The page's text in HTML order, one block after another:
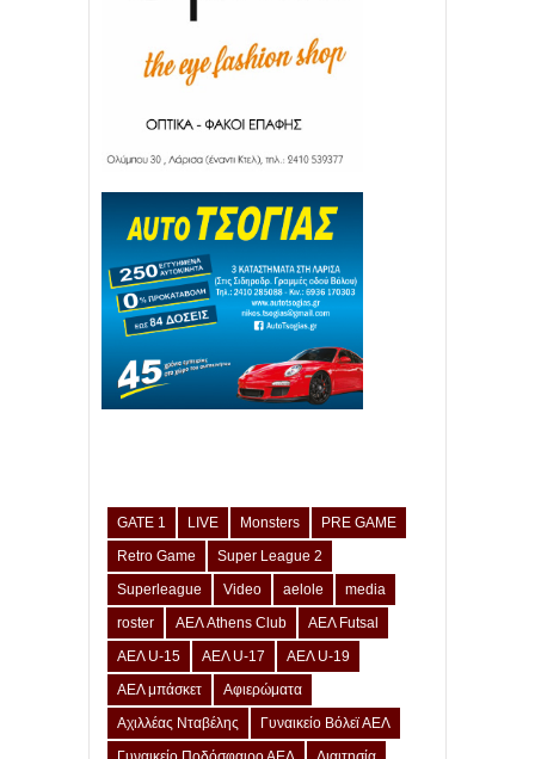
GATE 1 LIVE Monsters
PRE GAME
Retro Game
Super League 2
Superleague
Video aelole
media
roster
ΑΕΛ Athens Club
ΑΕΛ Futsal
ΑΕΛ U-15
ΑΕΛ U-17
ΑΕΛ U-19
ΑΕΛ μπάσκετ
Αφιερώματα
Αχιλλέας Νταβέλης
Γυναικείο Βόλεϊ ΑΕΛ